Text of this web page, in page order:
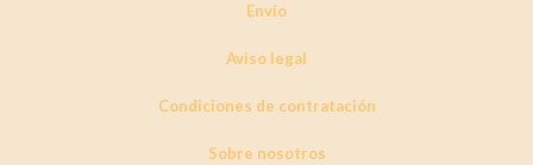
Envío
Aviso legal
Condiciones de contratación
Sobre nosotros